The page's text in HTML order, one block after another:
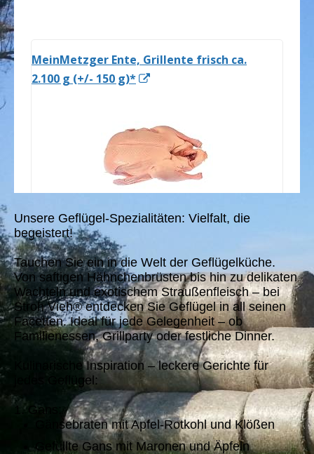
Unsere Geflügel-Spezialitäten: Vielfalt, die
begeistert!
Tauchen Sie ein in die Welt der Geflügelküche.
Von saftigen Hähnchenbrüsten bis hin zu delikaten
Wachteln und exotischem Straußenfleisch – bei
Stroh Vieh® entdecken Sie Geflügel in all seinen
Facetten. Ideal für jede Gelegenheit – ob
Familienessen, Grillparty oder festliche Dinner.
Kulinarische Inspiration – leckere Gerichte für
jedes Geflügel:
1. Gans:
Gänsebraten mit Apfel-Rotkohl und Klößen
Gefüllte Gans mit Maronen und Äpfeln